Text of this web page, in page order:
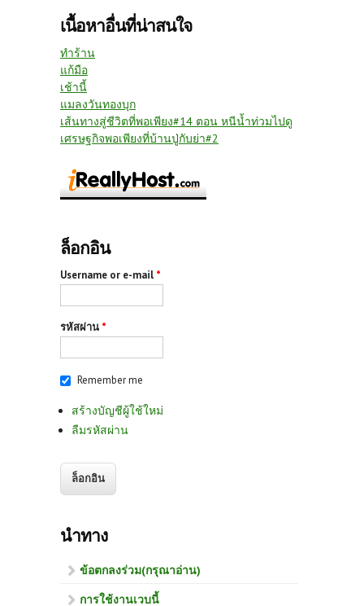
เนื้อหาอื่นที่น่าสนใจ
ทำร้าน
แก้มือ
เช้านี้
แมลงวันทองบุก
เส้นทางสู่ชีวิตที่พอเพียง#14 ตอน หนีน้ำท่วมไปดู
เศรษฐกิจพอเพียงที่บ้านปู่กับย่า#2
ล็อกอิน
Username or e-mail *
รหัสผ่าน *
Remember me
สร้างบัญชีผู้ใช้ใหม่
ลืมรหัสผ่าน
นำทาง
ข้อตกลงร่วม(กรุณาอ่าน)
การใช้งานเวบนี้